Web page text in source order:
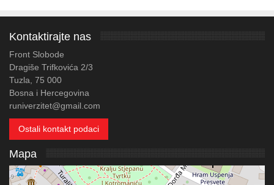
Kontaktirajte nas
Front Slobode
Dragiše Trifkovića 2/3
Tuzla, 75 000
Bosna i Hercegovina
runiverzitet@gmail.com
Ostali kontakt podaci
Mapa